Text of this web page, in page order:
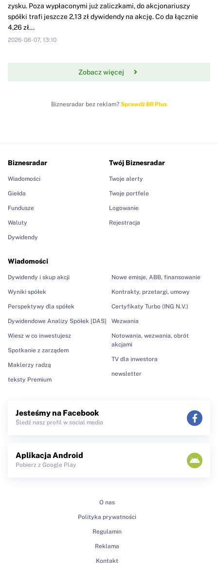
zysku. Poza wypłaconymi już zaliczkami, do akcjonariuszy
spółki trafi jeszcze 2,13 zł dywidendy na akcję. Co da łącznie
4,26 zł...
2026-08-07, 13:10
Zobacz więcej
Biznesradar bez reklam? Sprawdź BR Plus
Biznesradar
Wiadomości
Giełda
Fundusze
Waluty
Dywidendy
Wiadomości
Dywidendy i skup akcji
Wyniki spółek
Perspektywy dla spółek
Dywidendowe Analizy Spółek [DAS]
Wiesz w co inwestujesz
Spotkanie z zarządem
Maklerzy radzą
teksty Premium
Nowe emisje, ABB, finansowanie
Kontrakty, przetargi, umowy
Certyfikaty Turbo (ING N.V.)
Wezwania
Notowania, wezwania, obrót
akcjami
TV dla inwestora
newsletter
Twój Biznesradar
Twoje alerty
Twoje portfele
Logowanie
Rejestracja
Jesteśmy na Facebook
Śledź nasz profil w social media
Aplikacja Android
Pobierz z Google Play
O nas
Polityka prywatności
Regulamin
Reklama
Kontakt